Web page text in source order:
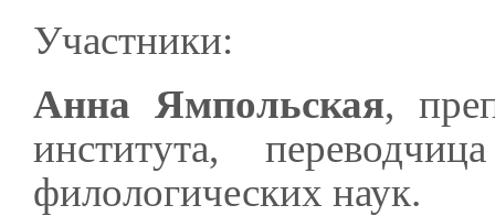
Участники:
Анна Ямпольская,
института,
филологических наук.